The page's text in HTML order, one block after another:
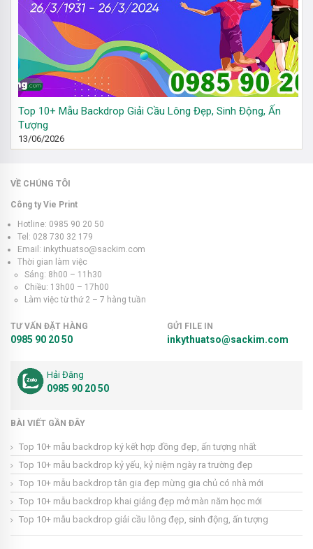
Top 10+ Mẫu Backdrop Giải Cầu Lông Đẹp, Sinh Động, Ấn
Tượng
13/06/2026
VỀ CHÚNG TÔI
Công ty Vie Print
Hotline: 0985 90 20 50
Tel: 028 730 32 179
Email: inkythuatso@sackim.com
Thời gian làm việc
Sáng: 8h00 – 11h30
Chiều: 13h00 – 17h00
Làm việc từ thứ 2 – 7 hàng tuần
TƯ VẤN ĐẶT HÀNG
0985 90 20 50
GỬI FILE IN
inkythuatso@sackim.com
Hải Đăng
0985 90 20 50
BÀI VIẾT GẦN ĐÂY
Top 10+ mẫu backdrop ký kết hợp đồng đẹp, ấn tượng nhất
Top 10+ mẫu backdrop kỷ yếu, kỷ niệm ngày ra trường đẹp
Top 10+ mẫu backdrop tân gia đẹp mừng gia chủ có nhà mới
Top 10+ mẫu backdrop khai giảng đẹp mở màn năm học mới
Top 10+ mẫu backdrop giải cầu lông đẹp, sinh động, ấn tượng